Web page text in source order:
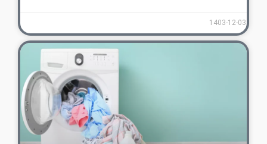
1403-12-03